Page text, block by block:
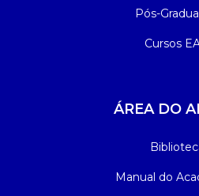
Pós-
Cursos
ÁREA DO
Manual do